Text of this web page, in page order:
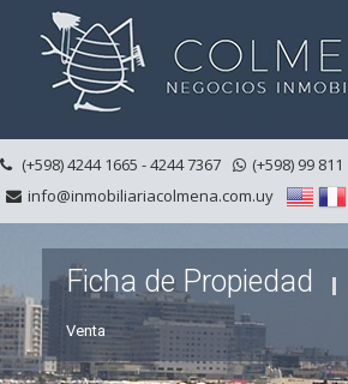
(+598) 4244 1665 - 4244 7367
(+598) 99 811
info@inmobiliariacolmena.com.uy
Ficha de Propiedad
Venta